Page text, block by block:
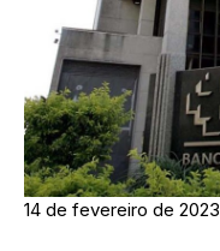
14 de fevereiro de 2023